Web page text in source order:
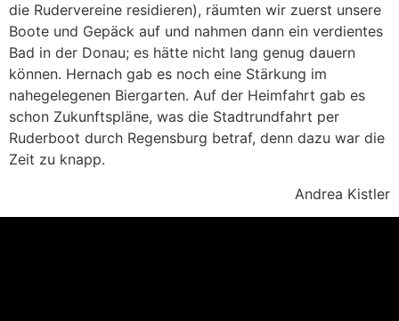
die Rudervereine residieren), räumten wir zuerst unsere
Boote und Gepäck auf und nahmen dann ein verdientes
Bad in der Donau; es hätte nicht lang genug dauern
können. Hernach gab es noch eine Stärkung im
nahegelegenen Biergarten. Auf der Heimfahrt gab es
schon Zukunftspläne, was die Stadtrundfahrt per
Ruderboot durch Regensburg betraf, denn dazu war die
Zeit zu knapp.
Andrea Kistler